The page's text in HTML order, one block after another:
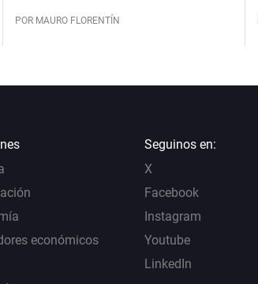
POR MAURO FLORENTÍN
económicos
Seguinos en:
X
Facebook
Instagram
Youtube
LinkedIn